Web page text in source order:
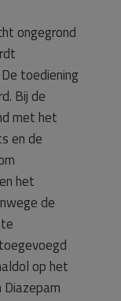
ongegrond
toediening
Bij de
met het
en de
het
de
op het
Diazepam